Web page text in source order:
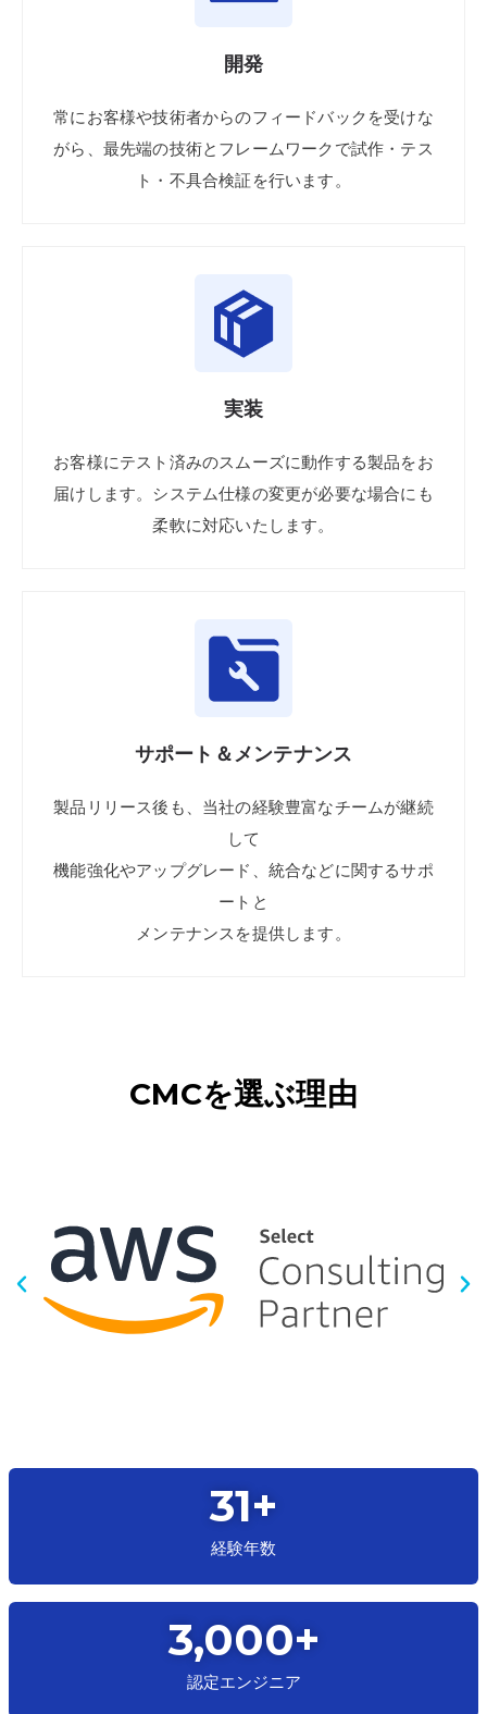
開発
常にお客様や技術者からのフィードバックを受けな
がら、 最先端の技術と フレームワークで試作 ・テス
ト ・不具合検証を行います。
実装
お客様にテスト済みのスムーズに動作する製品をお
届け します。 システム仕様の変更が必要な場合にも
柔軟に対応いたします。
サポート ＆メンテナンス
製品 リリース後も、 当社の経験豊富なチームが継続
して
機能強化やアップグレード、 統合などに関するサポ
ートと
メンテナンスを提供します。
CMCを選ぶ理由
31+
経験年数
3,000+
認定エンジニア